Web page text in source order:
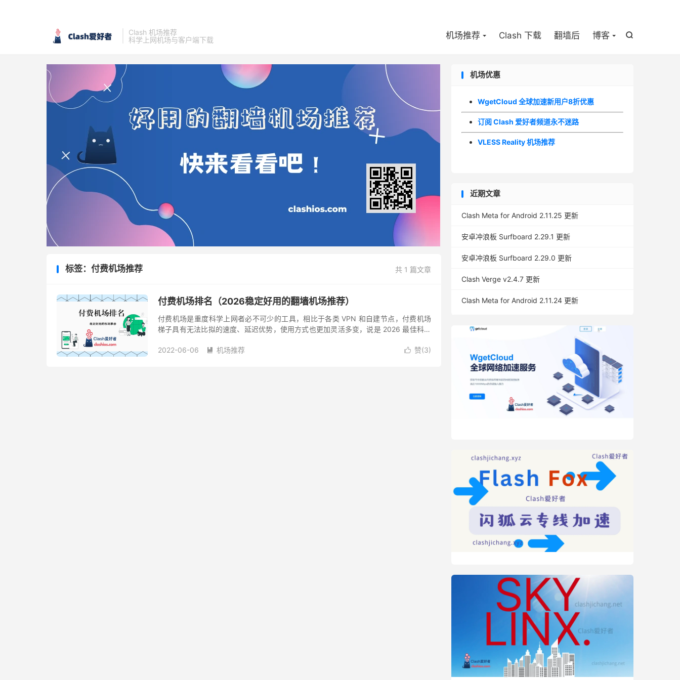
Clash 机场推荐
科学上网机场与客户端下载

机场推荐 Clash 下载 翻墙后 博客
共 1 篇文章
标签：付费机场推荐
付费机场排名（2026稳定好用的翻墙机场推荐）
付费机场是重度科学上网者必不可少的工具，相比于各类 VPN 和自建节点，付费机场
梯子具有无法比拟的速度、延迟优势，使用方式也更加灵活多变，说是 2026 最佳科学
流...
 赞(3)
2022-06-06  机场推荐
机场优惠
WgetCloud 全球加速新用户8折优惠
订阅 Clash 爱好者频道永不迷路
VLESS Reality 机场推荐
近期文章
Clash Meta for Android 2.11.25 更新
安卓冲浪板 Surfboard 2.29.1 更新
安卓冲浪板 Surfboard 2.29.0 更新
Clash Verge v2.4.7 更新
Clash Meta for Android 2.11.24 更新